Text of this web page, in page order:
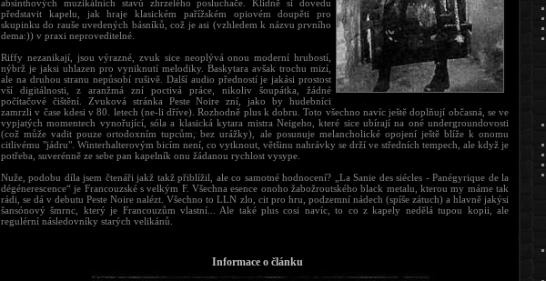
absinthových muzikálních stavů zhrzelého posluchače. Klidně si dovedu
představit kapelu, jak hraje klasickém pařížském opiovém doupěti pro
skupinku do rauše uvedených básníků, což je asi (vzhledem k názvu prvního
dema:)) v praxi neproveditelné.
Riffy nezanikají, jsou výrazné, zvuk sice neoplývá onou moderní hrubostí,
nýbrž je jaksi uhlazen pro vyniknutí melodiky. Baskytara avšak trochu mizí,
ale na druhou stranu nepůsobí rušivě. Další audio předností je jakási prostost
vší digitálnosti, z aranžmá zní poctivá práce, nikoliv šoupátka, žádné
počítačové čištění. Zvuková stránka Peste Noire zní, jako by hudebníci
zamrzli v čase kdesi v 80. letech (ne-li dříve). Rozhodně plus k dobru. Toto všechno navíc ještě doplňují občasná, se ve
vypjatých momentech vynořující, sóla a klasická kytara mistra Neigeho, které sice ubírají na oné undergroundovosti
(což může vadit pouze ortodoxním tupcům, bez urážky), ale posunuje melancholické opojení ještě blíže k onomu
citlivému "jádru". Winterhalterovým bicím není, co vytknout, většinu nahrávky se drží ve středních tempech, ale když je
potřeba, suverénně ze sebe pan kapelník onu žádanou rychlost vysype.
Nuže, podobu díla jsem čtenáři jakž takž přiblížil, ale co samotné hodnocení? „La Sanie des siécles - Panégyrique de la
dégénerescence“ je Francouzské s velkým F. Všechna esence onoho žabožroutského black metalu, kterou my máme tak
rádi, se dá v debutu Peste Noire nalézt. Všechno to LLN zlo, cit pro hru, podzemní nádech (spíše zátuch) a hlavně jakýsi
šansónový šmrnc, který je Francouzům vlastní... Ale také plus cosi navíc, to co z kapely nedělá tupou kopii, ale
regulérní následovníky starých velikánů.
Informace o článku